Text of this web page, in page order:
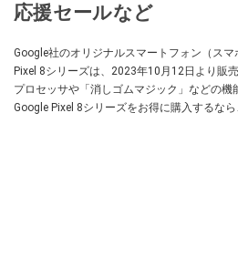
応援セールなど
Google社のオリジナルスマートフォン（ス
Pixel 8シリーズは、2023年10月12日より販
プロセッサや「消しゴムマジック」などの機
Google Pixel 8シリーズをお得に購入するな
天市場などのセールが狙い目！ 今回は、販